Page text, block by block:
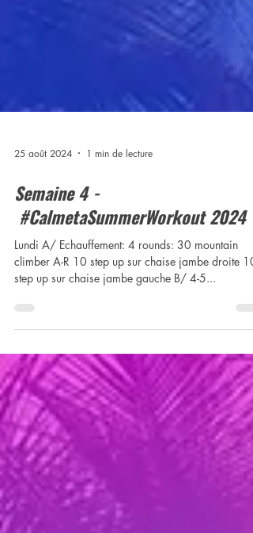
25 août 2024 1 min de lecture
Semaine 4 -
#CalmetaSummerWorkout 2024
Lundi A/ Echauffement: 4 rounds: 30 mountain
climber A-R 10 step up sur chaise jambe droite 10